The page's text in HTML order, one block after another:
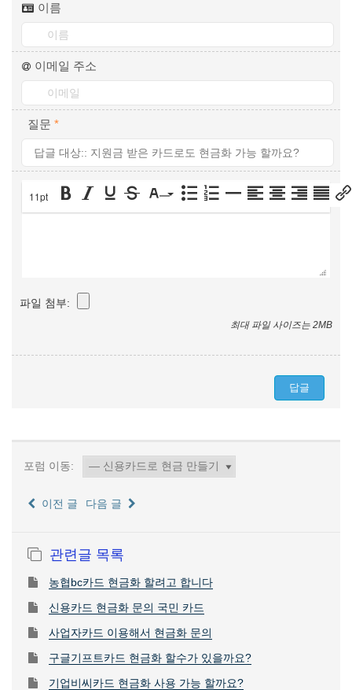
이름
이메일 주소
질문 *
11pt
파일 첨부:
최대 파일 사이즈는 2MB
포럼 이동:
이전 글 다음 글
관련글 목록
농협bc카드 현금화 할려고 합니다
신용카드 현금화 문의 국민 카드
사업자카드 이용해서 현금화 문의
구글기프트카드 현금화 할수가 있을까요?
기업비씨카드 현금화 사용 가능 할까요?